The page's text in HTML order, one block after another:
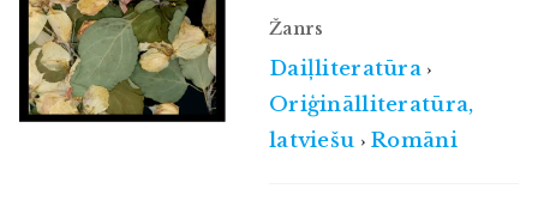
Žanrs
Daiļliteratūra ›
Oriģinālliteratūra,
latviešu ›Romāni